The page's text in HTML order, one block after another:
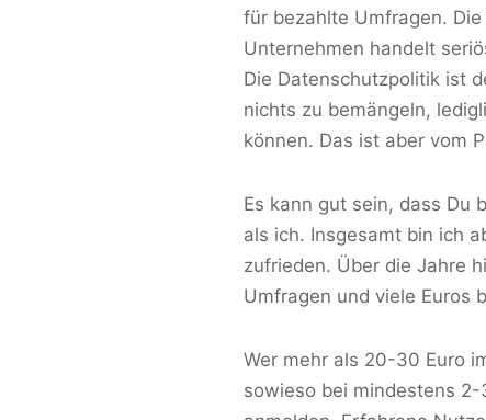
für bezahlte Umfragen.
Unternehmen handelt
Die Datenschutzpolitik ist
nichts zu bemängeln,
können. Das ist aber vom
Es kann gut sein, dass Du
als ich. Insgesamt bin ich
zufrieden. Über die Jahre
Umfragen und viele Euros
Wer mehr als 20-30 Euro
sowieso bei mindestens